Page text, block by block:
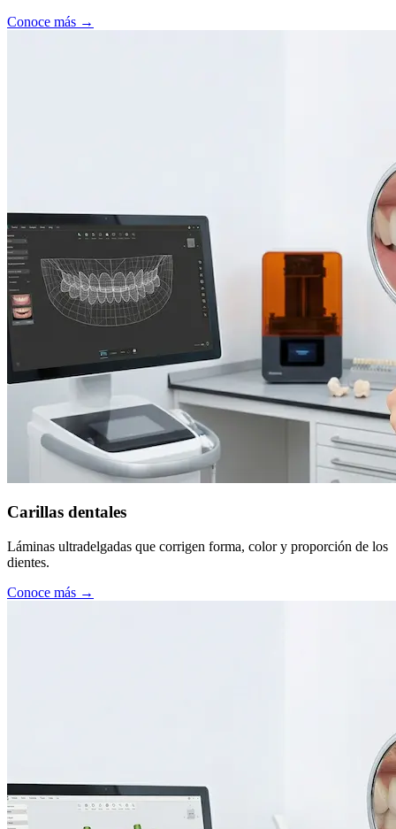
Conoce más →
Carillas dentales
Láminas ultradelgadas que corrigen forma, color y proporción de los
dientes.
Conoce más →